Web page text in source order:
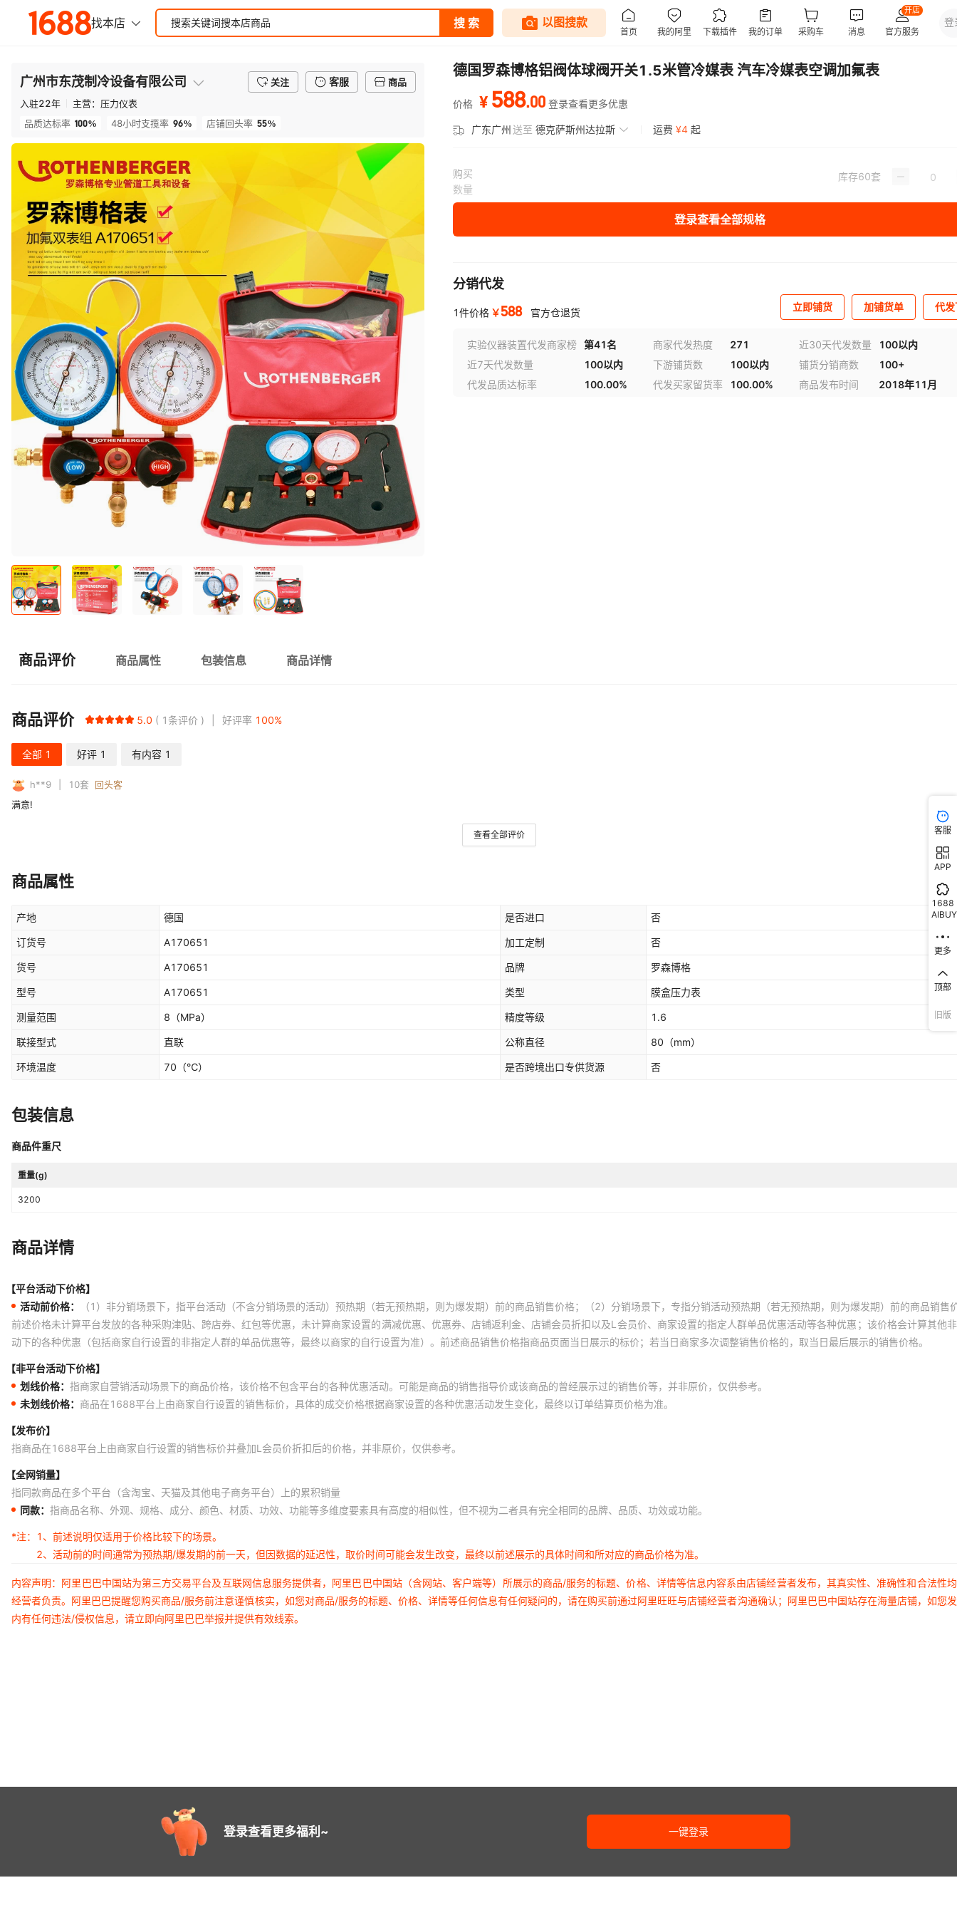
广州市东茂制冷设备有限公司 关注 客服
商品
入驻22年 主营： 压力仪表
品质达标率 100% 48小时支揽率 96% 店铺回头率 55%
德国罗森博格铝阀体球阀开关1.5米管冷媒表 汽车冷媒表空调加氟表
价格 ¥ 588.00 登录查看更多优惠
广东广州送至 德克萨斯州达拉斯 运费 ¥4 起
购买
数量
库存60套
登录查看全部规格
分销代发
1件价格 ￥588 官方仓退货 立即铺货 加铺货单 代
实验仪器装置代发商家榜 第41名 商家代发热度 271 近30天代发数量
100以内
近7天代发数量
100以内 下游铺货数 100以内 铺货分销商数
100+
代发品质达标率
100.00% 代发买家留货率 100.00% 商品发布时间 2018年11月
商品评价 商品属性 包装信息 商品详情
商品评价 5.0 1条评价 好评率 100%
全部 1 好评 1 有内容 1
h**9 10套
回头客
满意!
查看全部评价
商品属性
产地 德国 是否进口 否
订货号 A170651 加工定制 否
货号 A170651 品牌 罗森博格
型号 A170651 类型 膜盒压力表
测量范围 8 （MPa） 精度等级 1.6
联接型式 直联 公称直径 80 （mm）
环境温度 70 （℃） 是否跨境出口专供货源 否
包装信息
商品件重尺
重量(g)
3200
商品详情
【平台活动下价格】
活动前价格：
（1）非分销场景下，指平台活动（不含分销场景的活动）预热期（若无预热期，则为爆发期）前的商品销售价格；（2）分销场景下，专指分销活动预热期（若无预热期，则为爆发期）前的商品销售
前述价格未计算平台发放的各种采购津贴、跨店券、红包等优惠，未计算商家设置的满减优惠、优惠券、店铺返利金、店铺会员折扣以及L会员价、商家设置的指定人群单品优惠活动等各种优惠；该价格会计算其他
动下的各种优惠（包括商家自行设置的非指定人群的单品优惠等，最终以商家的自行设置为准）。前述商品销售价格指商品页面当日展示的标价；若当日商家多次调整销售价格的，取当日最后展示的销售价格。
【非平台活动下价格】
划线价格： 指商家自营销活动场景下的商品价格，该价格不包含平台的各种优惠活动。可能是商品的销售指导价或该商品的曾经展示过的销售价等，并非原价，仅供参考。
未划线价格： 商品在1688平台上由商家自行设置的销售标价，具体的成交价格根据商家设置的各种优惠活动发生变化，最终以订单结算页价格为准。
【发布价】
指商品在1688平台上由商家自行设置的销售标价并叠加L会员价折扣后的价格，并非原价，仅供参考。
【全网销量】
指同款商品在多个平台（含淘宝、天猫及其他电子商务平台）上的累积销量
同款： 指商品名称、外观、规格、成分、颜色、材质、功效、功能等多维度要素具有高度的相似性，但不视为二者具有完全相同的品牌、品质、功效或功能。
*注：
1、前述说明仅适用于价格比较下的场景。
2、活动前的时间通常为预热期/爆发期的前一天，但因数据的延迟性，取价时间可能会发生改变，最终以前述展示的具体时间和所对应的商品价格为准。
内容声明：阿里巴巴中国站为第三方交易平台及互联网信息服务提供者，阿里巴巴中国站（含网站、客户端等）所展示的商品/服务的标题、价格、详情等信息内容系由店铺经营者发布，其真实性、准确性和合法性
经营者负责。阿里巴巴提醒您购买商品/服务前注意谨慎核实，如您对商品/服务的标题、价格、详情等任何信息有任何疑问的，请在购买前通过阿里旺旺与店铺经营者沟通确认；阿里巴巴中国站存在海量店铺，如您
内有任何违法/侵权信息，请立即向阿里巴巴举报并提供有效线索。
登录查看更多福利~ 一键登录
客服
APP
1688
AIBUY
更多
顶部
旧版